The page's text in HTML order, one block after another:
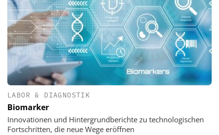
LABOR & DIAGNOSTIK
Biomarker
Innovationen und Hintergrundberichte zu technologischen
Fortschritten, die neue Wege eröffnen